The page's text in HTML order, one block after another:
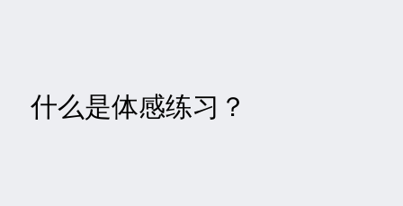
什么是体感练习？